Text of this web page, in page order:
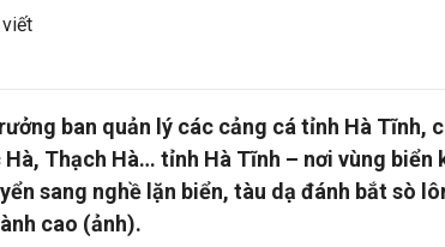
ban quản lý các cảng cá tỉnh Hà Tĩnh,
Hà, Thạch Hà… tỉnh Hà Tĩnh – nơi vùng
sang nghề lặn biển, tàu dạ đánh bắt sò
cao (ảnh).